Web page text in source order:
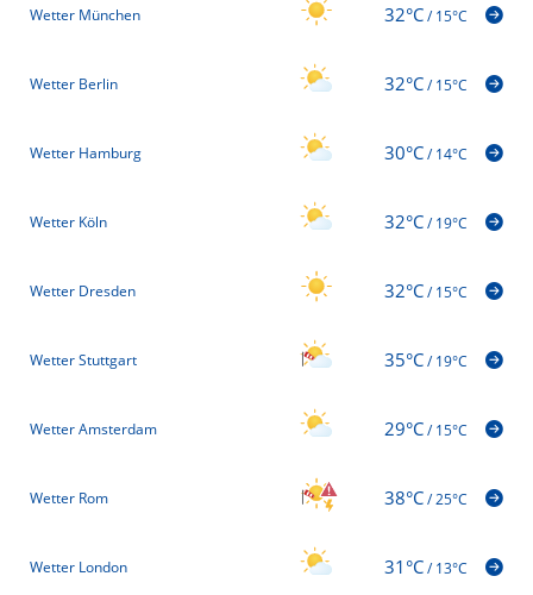
Wetter München 32°C/15°C
Wetter Berlin 32°C/15°C
Wetter Hamburg 30°C/14°C
Wetter Köln 32°C/19°C
Wetter Dresden 32°C/15°C
Wetter Stuttgart 35°C/19°C
Wetter Amsterdam 29°C/15°C
Wetter Rom 38°C/25°C
Wetter London 31°C/13°C